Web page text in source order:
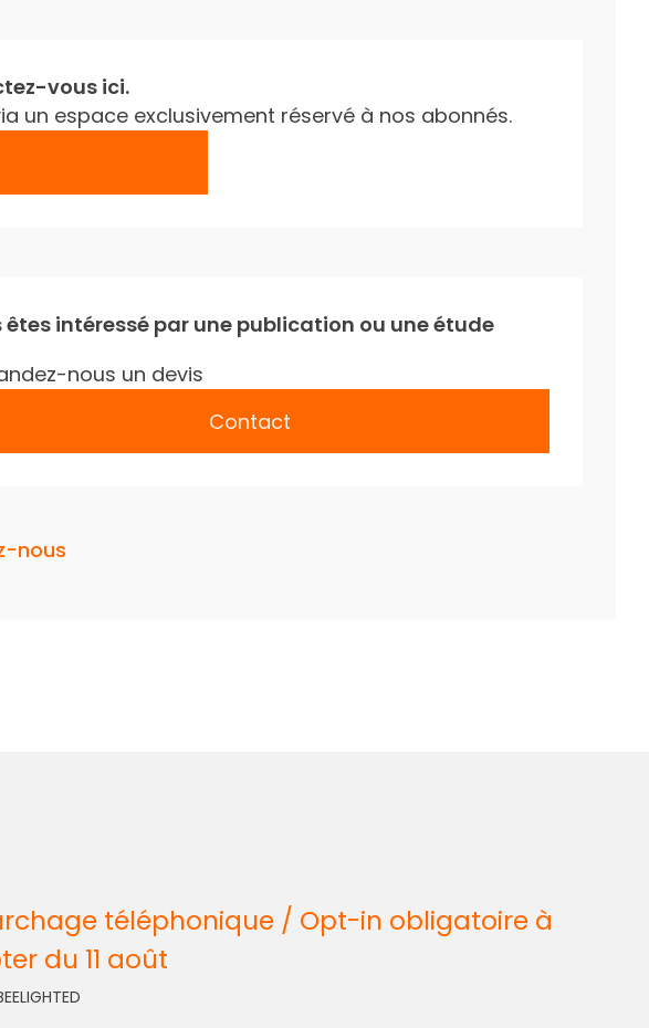
vous ici.
un espace exclusivement réservé à nos abonnés.
êtes intéressé par une publication ou une étude
nous un devis
Contact
nous
téléphonique / Opt-in obligatoire à
du 11 août